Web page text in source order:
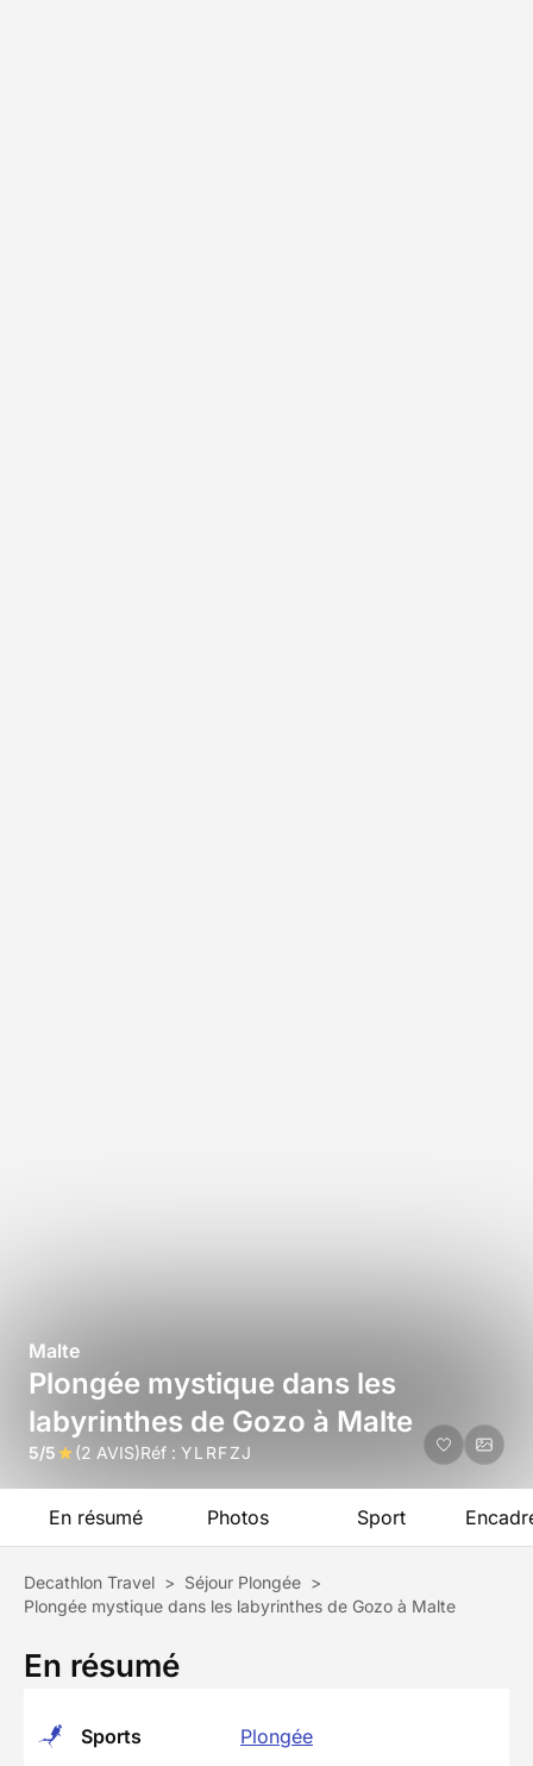
Malte
Plongée mystique dans les
labyrinthes de Gozo à Malte
5/5 (2 AVIS)Réf : YLRFZJ
En résumé Photos Sport
Decathlon Travel > Séjour Plongée >
Plongée mystique dans les labyrinthes de Gozo à Malte
En résumé
Sports Plongée